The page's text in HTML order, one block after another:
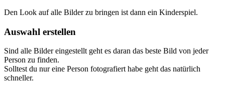
Den Look auf alle Bilder zu bringen ist dann ein Kinderspiel.
Auswahl erstellen
Sind alle Bilder eingestellt geht es daran das beste Bild von jeder
Person zu finden.
Solltest du nur eine Person fotografiert habe geht das natürlich
schneller.